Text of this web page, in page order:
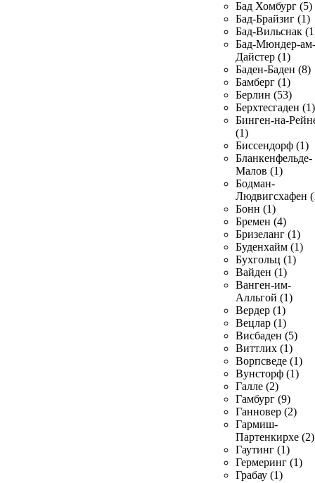
Бад Хомбург (5)
Бад-Брайзиг (1)
Бад-Вильснак
Бад-Мюндер-ам-
Дайстер (1)
Баден-Баден (8)
Бамберг (1)
Берлин (53)
Берхтесгаден (1)
Бинген-на-
(1)
Биссендорф (1)
Бланкенфельде-
Малов (1)
Бодман-
Людвигсхафен
Бонн (1)
Бремен (4)
Бризеланг (1)
Буденхайм (1)
Бухгольц (1)
Вайден (1)
Ванген-им-
Алльгой (1)
Вердер (1)
Вецлар (1)
Висбаден (5)
Виттлих (1)
Ворпсведе (1)
Вунсторф (1)
Галле (2)
Гамбург (9)
Ганновер (2)
Гармиш-
Партенкирхе (2)
Гаутинг (1)
Гермеринг (1)
Грабау (1)